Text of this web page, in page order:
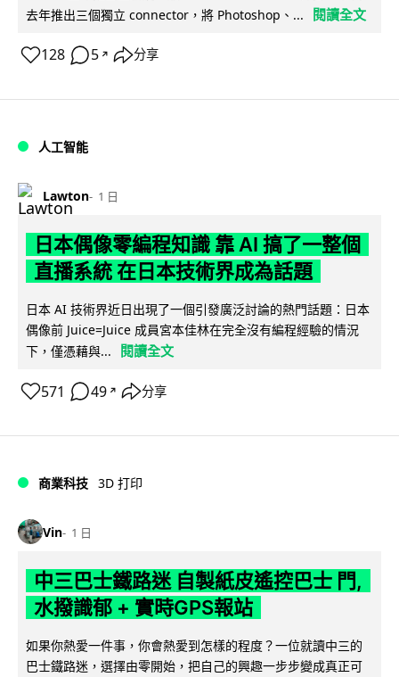
去年推出三個獨立 connector，將 Photoshop、...
閱讀全文
128 5 ↗ 分享
人工智能
Lawton 1 日
日本偶像零編程知識 靠 AI 搞了一整個
直播系統 在日本技術界成為話題
日本 AI 技術界近日出現了一個引發廣泛討論的熱門話題：日本
偶像前 Juice=Juice 成員宮本佳林在完全沒有編程經驗的情況
下，僅憑藉與...
閱讀全文
571 49 ↗ 分享
商業科技 3D 打印
Vin 1 日
中三巴士鐵路迷 自製紙皮遙控巴士 門,
水撥識郁 + 實時GPS報站
如果你熱愛一件事，你會熱愛到怎樣的程度？一位就讀中三的
巴士鐵路迷，選擇由零開始，把自己的興趣一步步變成真正可